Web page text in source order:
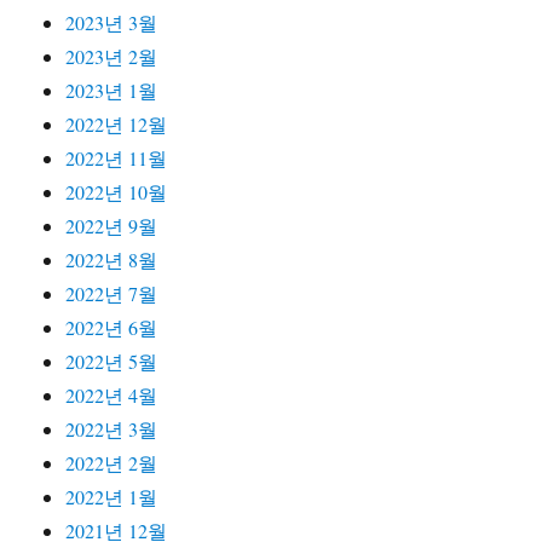
2023년 3월
2023년 2월
2023년 1월
2022년 12월
2022년 11월
2022년 10월
2022년 9월
2022년 8월
2022년 7월
2022년 6월
2022년 5월
2022년 4월
2022년 3월
2022년 2월
2022년 1월
2021년 12월